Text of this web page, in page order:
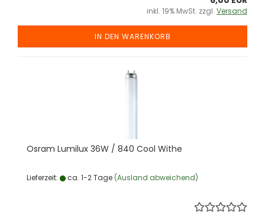
inkl. 19% MwSt. zzgl. Versand
IN DEN WARENKORB
Osram Lu­mi­lux 36W / 840 Cool Withe
Lieferzeit: ca. 1-2 Tage (Ausland abweichend)